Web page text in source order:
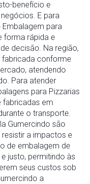
benefício e
E para
para
forma rápida e
decisão. Na região,
fabricada conforme
atendendo
Para atender
para Pizzarias
fabricadas em
o transporte.
Gumercindo são
a impactos e
de embalagem de
justo, permitindo às
seus custos sob
a